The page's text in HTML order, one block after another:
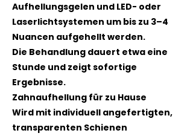
Aufhellungsgelen und LED- oder
Laserlichtsystemen um bis zu 3–4
Nuancen aufgehellt werden.
Die Behandlung dauert etwa eine
Stunde und zeigt sofortige
Ergebnisse.
Zahnaufhellung für zu Hause
Wird mit individuell angefertigten,
transparenten Schienen